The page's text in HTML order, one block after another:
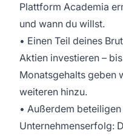
Plattform Academia
und wann du willst.
• Einen Teil deines
Aktien investieren –
Monatsgehalts geben
weiteren hinzu.
• Außerdem
Unternehmenserfolg: